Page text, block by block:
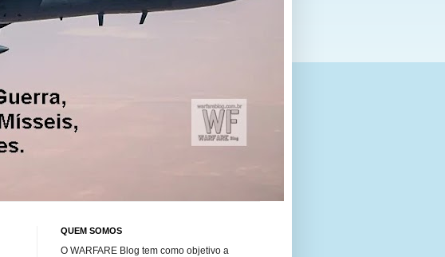
QUEM SOMOS
O WARFARE Blog tem como objetivo a